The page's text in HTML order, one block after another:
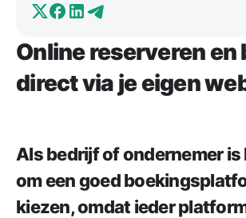
Online reserveren en
direct via je eigen
Als bedrijf of ondernemer is
om een goed
kiezen, omdat ieder